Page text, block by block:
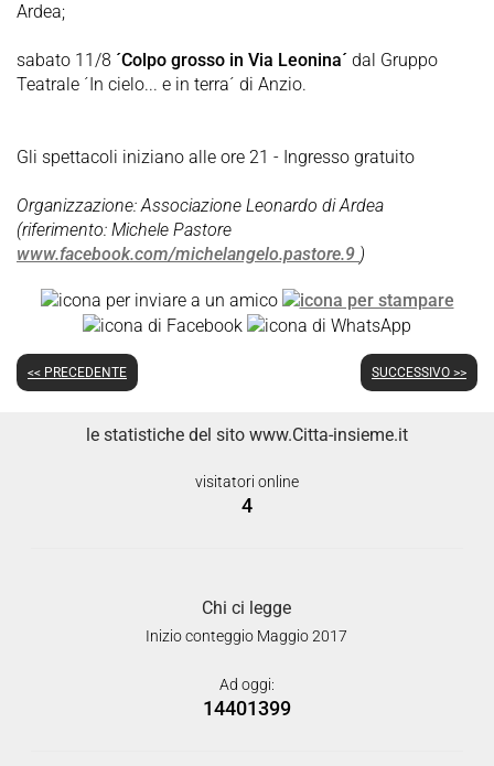
Ardea;
sabato 11/8 ´Colpo grosso in Via Leonina´ dal Gruppo
Teatrale ´In cielo... e in terra´ di Anzio.
Gli spettacoli iniziano alle ore 21 - Ingresso gratuito
Organizzazione: Associazione Leonardo di Ardea
(riferimento: Michele Pastore
www.facebook.com/michelangelo.pastore.9 )
<< PRECEDENTE SUCCESSIVO >>
le statistiche del sito www.Citta-insieme.it
visitatori online
4
Chi ci legge
Inizio conteggio Maggio 2017
Ad oggi:
14401399